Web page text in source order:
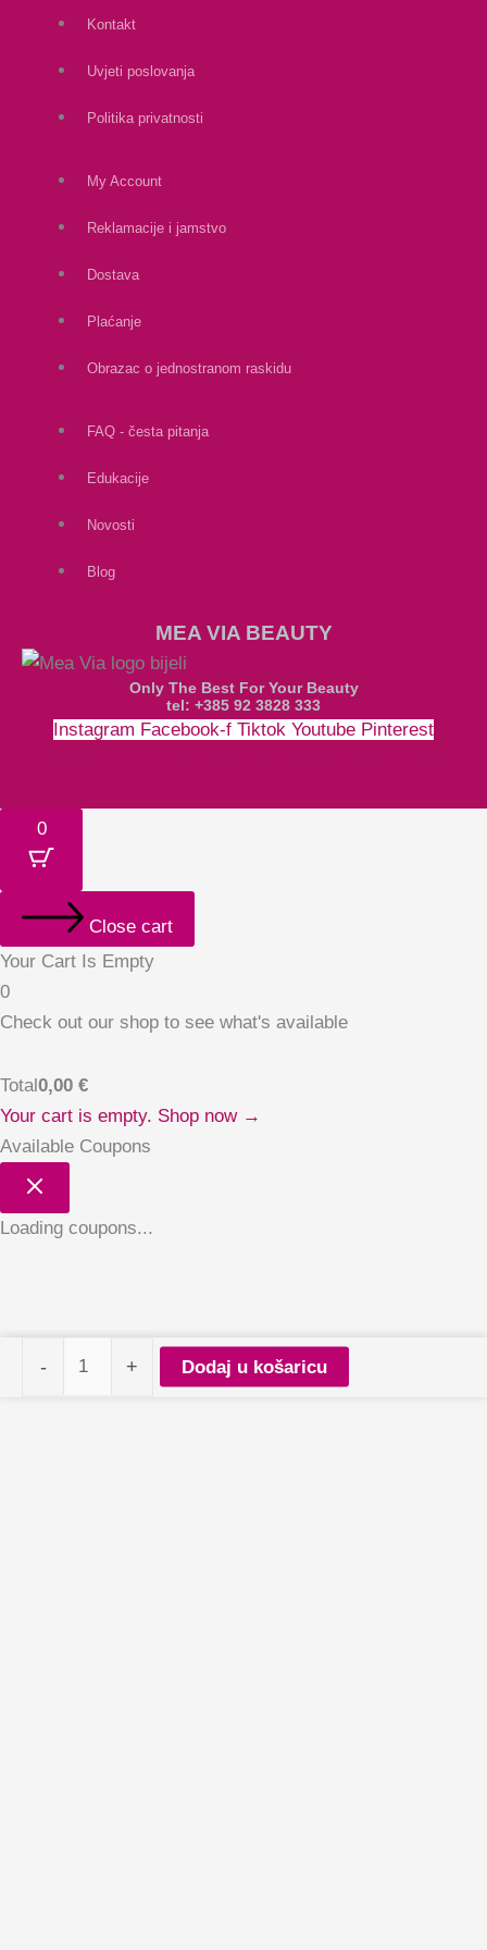
Kontakt
Uvjeti poslovanja
Politika privatnosti
My Account
Reklamacije i jamstvo
Dostava
Plaćanje
Obrazac o jednostranom raskidu
FAQ - česta pitanja
Edukacije
Novosti
Blog
MEA VIA BEAUTY
Only The Best For Your Beauty
tel: +385 92 3828 333
Instagram Facebook-f Tiktok Youtube Pinterest
0
Close cart
Your Cart Is Empty
0
Check out our shop to see what's available
Total0,00 €
Your cart is empty. Shop now →
Available Coupons
Loading coupons...
- + Dodaj u košaricu